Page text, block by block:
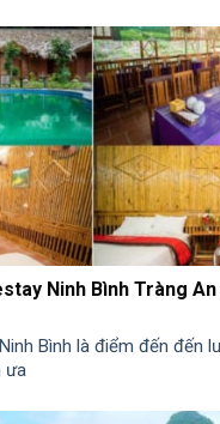
Ninh Bình Tràng
Bình là điểm đến đến
ưa